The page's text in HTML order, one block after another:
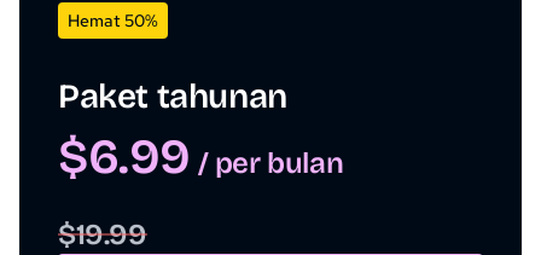
Hemat 50%
Paket tahunan
$6.99 / per bulan
$19.99